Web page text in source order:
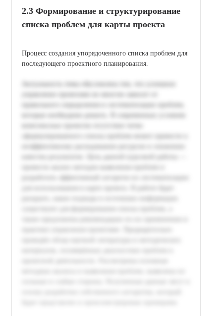
2.3 Формирование и структурирование
списка проблем для карты проекта
Процесс создания упорядоченного списка проблем для
последующего проектного планирования.